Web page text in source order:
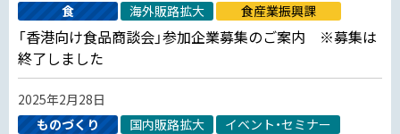
食
海外販路拡大 食産業振興課
「香港向け食品商談会」参加企業募集のご案内 ※募集は
終了しました
2025年2月28日
ものづくり
国内販路拡大
イベント・セミナー